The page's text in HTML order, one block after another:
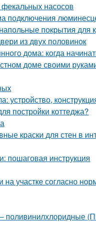
насосов
подключения
покрытия для
из двух половинок
дома: когда
доме своими
устройство,
постройки коттеджа?
краски для стен в
пошаговая инструкция
участке согласно
поливинилхлоридные